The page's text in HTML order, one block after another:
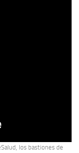
los bastiones de